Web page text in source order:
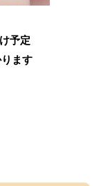
予定
ります